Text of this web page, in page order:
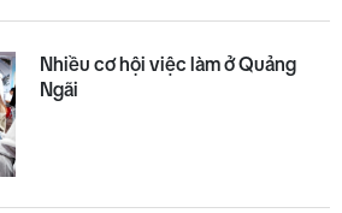
Nhiều cơ hội việc làm ở Quảng
Ngãi